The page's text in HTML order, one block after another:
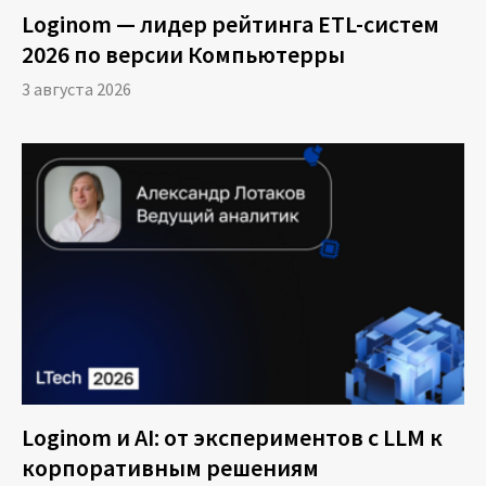
Но, тем не менее, всё это приводило к тому,
что затрачивалось очень много времени на
источники, одни и те же данные могли быть
разные в разных ситуациях.
уровне: руководителю представили один
счет, он посмотрел смежный отчёт, и
начинаются постоянные споры: «Откуда вы
взяли эти цифры? Как их посчитали?» Эта
разнородность информации за счёт того, что
разные исполнители с разным пониманием
Loginom — лидер рейтинга ETL-систем
2026 по версии Компьютерры
3 августа 2026
Loginom и AI: от экспериментов с LLM к
корпоративным решениям